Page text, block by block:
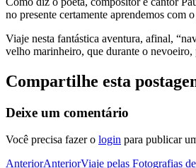
no presente certamente aprendemos com
Viaje nesta fantástica aventura, afinal,
velho marinheiro, que durante o nevoeiro,
Compartilhe esta
Deixe um comentário
Você precisa fazer o login para publicar
AnteriorAnteriorViaje pelas Fotografias